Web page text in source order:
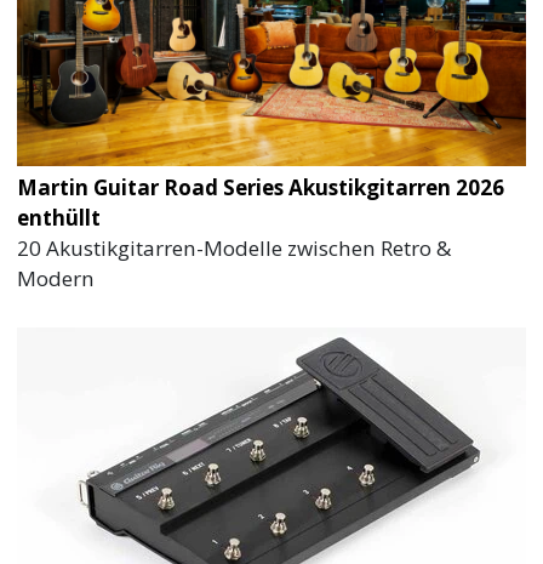
Martin Guitar Road Series Akustikgitarren 2026
enthüllt
20 Akustikgitarren-Modelle zwischen Retro &
Modern